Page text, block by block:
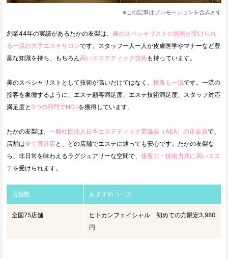
※この記事はプロモーションを含みます
創業44年の実績があるたかの友梨は、 美のスペシャリストの施術が受けられ
る一流の大手エステサロンです。スタッフ一人一人が皮膚医学やマナーなど豊
富な知識を持ち、もちろん高いエステティック技術も持っています。
美のスペシャリストとして技術が高いだけではなく、 接客も一流です。一流の
接客を象徴するように、エステ顧客満足度、エステ技術満足度、スタッフ対応
満足度と 3つの部門でNO.1 を獲得しています。
たかの友梨は、 一般社団法人日本エステティック業協会（AEA）の正会員で、
店舗は全て直営店と、どの店舗でエステに通っても安心です。たかの友梨な
ら、非日常を味わえるラグジュアリーな空間で、 接客力・技術力共に高いエス
テを受けられます。
店舗数 おすすめコース
全国75店舗
ヒトカンフェイシャル 初めての方限定3,980
円